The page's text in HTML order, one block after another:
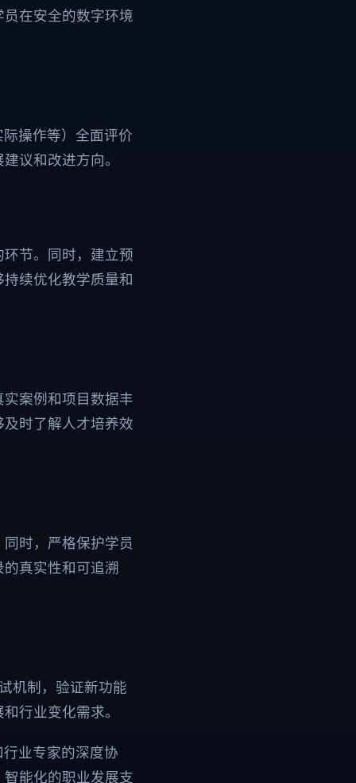
在安全的数字环境
操作等）全面评价
议和改进方向。
节。同时，建立预
续优化教学质量和
案例和项目数据丰
时了解人才培养效
时，严格保护学员
真实性和可追溯
机制，验证新功能
行业变化需求。
业专家的深度协
能化的职业发展支